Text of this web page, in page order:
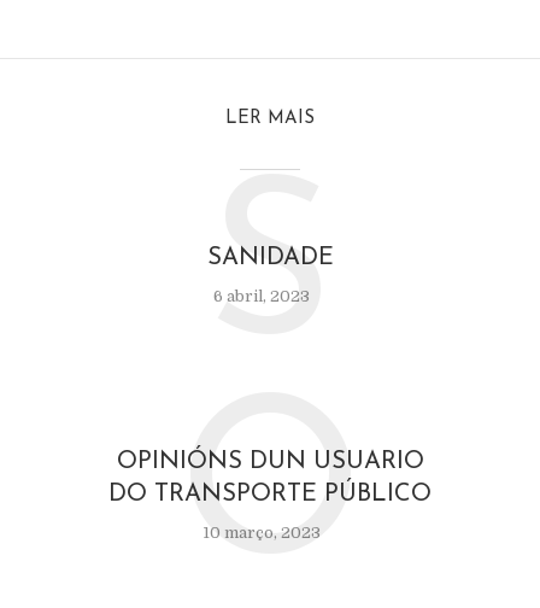
LER MAIS
SANIDADE
6 abril, 2023
S
OPINIÓNS DUN USUARIO
DO TRANSPORTE PÚBLICO
10 março, 2023
O